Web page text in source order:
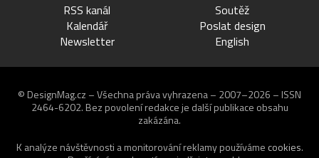
RSS kanál
Kalendář
Newsletter
Soutěž
Poslat design
English
© DesignMag.cz – Všechna práva vyhrazena – 2007–2026 – ISSN
2464-6202. Bez povolení redakce je další publikace obsahu
zakázána.
K analýze návštěvnosti a monitorování reklamy používáme cookies.